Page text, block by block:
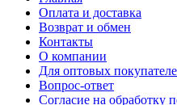
Оплата и доставка
Возврат и обмен
Контакты
О компании
Для оптовых
Вопрос-ответ
Согласие на обработку